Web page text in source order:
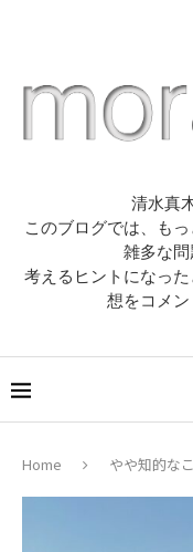
清水真
このブログでは、も
雑多な問
考えるヒントになっ
想をコメン
Home やや知的な